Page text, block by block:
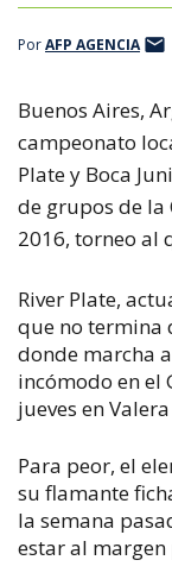
PorAFP AGENCIA
Buenos Aires,
campeonato
Plate y Boca
de grupos de la
2016, torneo al
River Plate,
que no termina
donde marcha
incómodo en el
jueves en
Para peor, el
su flamante
la semana
estar al margen